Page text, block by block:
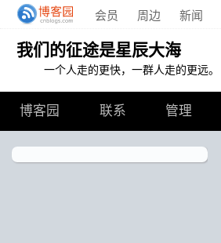
会员 周边 新闻
我们的征途是星辰大海
一个人走的更快，一群人走的更远。
博客园 联系 管理